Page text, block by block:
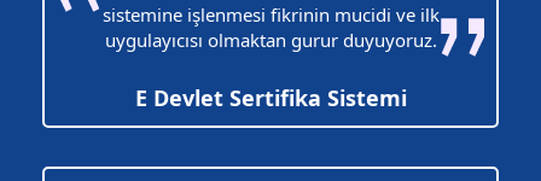
sistemine işlenmesi fikrinin mucidi ve ilk
uygulayıcısı olmaktan gurur duyuyoruz.
E Devlet Sertifika Sistemi